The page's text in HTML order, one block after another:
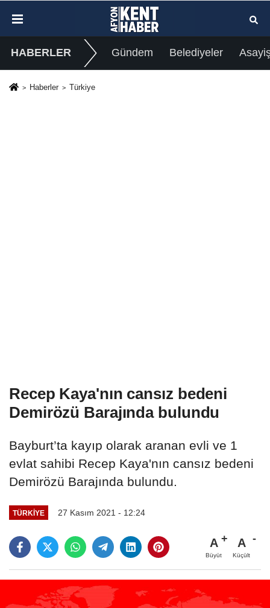
HABERLER Gündem Belediyeler
Haberler Türkiye
Recep Kaya'nın cansız bedeni
Demirözü Barajında bulundu
Bayburt’ta kayıp olarak aranan evli ve 1
evlat sahibi Recep Kaya'nın cansız bedeni
Demirözü Barajında bulundu.
TÜRKIYE 27 Kasım 2021 - 12:24
A
Büyüt
A
Küçült